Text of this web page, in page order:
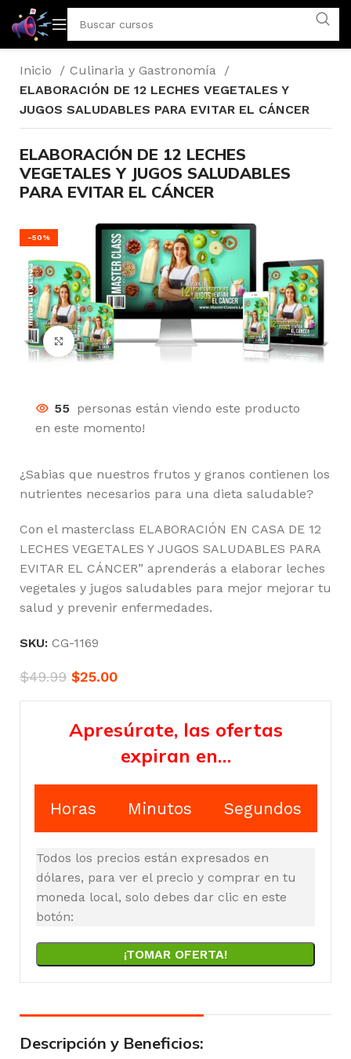
Inicio
Culinaria y Gastronomía
ELABORACIÓN DE 12 LECHES VEGETALES Y
JUGOS SALUDABLES PARA EVITAR EL CÁNCER
ELABORACIÓN DE 12 LECHES
VEGETALES Y JUGOS SALUDABLES
PARA EVITAR EL CÁNCER
-50%
Click para agrandar
55 personas están viendo este producto
en este momento!
¿Sabias que nuestros frutos y granos contienen los
nutrientes necesarios para una dieta saludable?
Con el masterclass ELABORACIÓN EN CASA DE 12
LECHES VEGETALES Y JUGOS SALUDABLES PARA
EVITAR EL CÁNCER” aprenderás a elaborar leches
vegetales y jugos saludables para mejor mejorar tu
salud y prevenir enfermedades.
SKU: CG-1169
$49.99 $25.00
Apresúrate, las ofertas
expiran en…
Horas Minutos Segundos
Todos los precios están expresados en
dólares, para ver el precio y comprar en tu
moneda local, solo debes dar clic en este
botón:
¡TOMAR OFERTA!
Descripción y Beneficios: